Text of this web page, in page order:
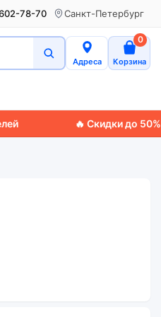
78-70 Санкт-Петербург
Адреса Корзина
0
🔥 Скидки до 50%🚚